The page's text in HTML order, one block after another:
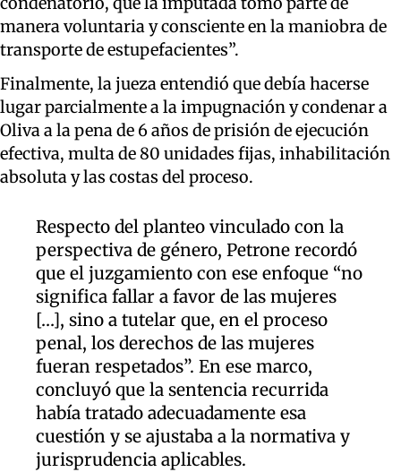
manera voluntaria y consciente en la maniobra de
transporte de estupefacientes”.
Finalmente, la jueza entendió que debía hacerse
lugar parcialmente a la impugnación y condenar a
Oliva a la pena de 6 años de prisión de ejecución
efectiva, multa de 80 unidades fijas, inhabilitación
absoluta y las costas del proceso.
Respecto del planteo vinculado con la
perspectiva de género, Petrone recordó
que el juzgamiento con ese enfoque “no
significa fallar a favor de las mujeres
[…], sino a tutelar que, en el proceso
penal, los derechos de las mujeres
fueran respetados”. En ese marco,
concluyó que la sentencia recurrida
había tratado adecuadamente esa
cuestión y se ajustaba a la normativa y
jurisprudencia aplicables.